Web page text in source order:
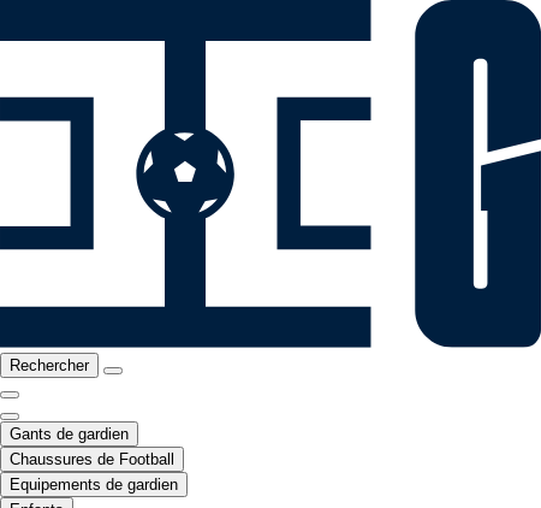
Rechercher
Gants de gardien
Chaussures de Football
Equipements de gardien